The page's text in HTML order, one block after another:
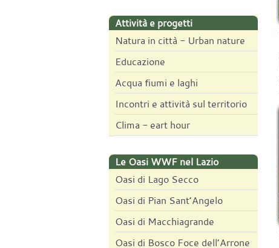
Attività e progetti
Natura in città - Urban nature
Educazione
Acqua fiumi e laghi
Incontri e attività sul territorio
Clima - eart hour
Le Oasi WWF nel Lazio
Oasi di Lago Secco
Oasi di Pian Sant’Angelo
Oasi di Macchiagrande
Oasi di Bosco Foce dell’Arrone